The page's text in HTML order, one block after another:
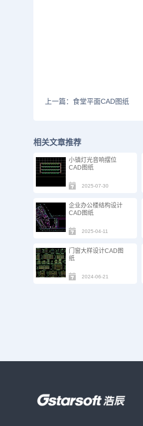
上一篇：食堂平面CAD图纸
相关文章推荐
小镇灯光音响摆位
CAD图纸
2025-07-30
企业办公楼结构设计
CAD图纸
2025-04-11
门窗大样设计CAD图
纸
2024-06-21